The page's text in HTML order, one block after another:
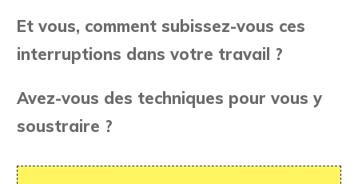
Et vous, comment subissez-vous ces
interruptions dans votre travail ?
Avez-vous des techniques pour vous y
soustraire ?